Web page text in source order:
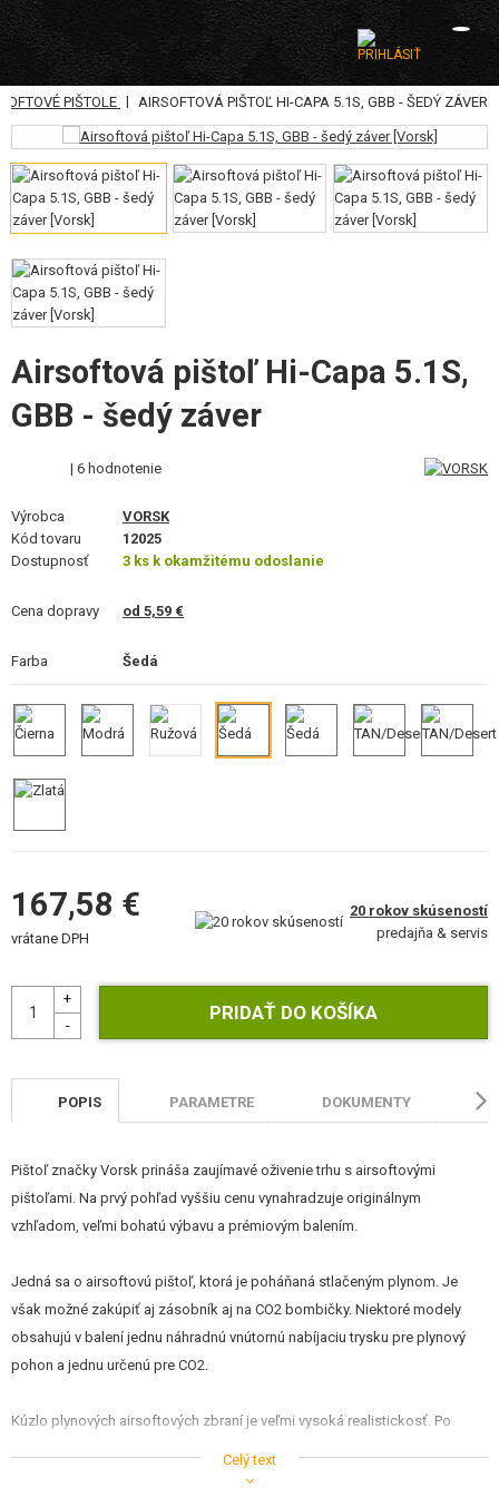
KATEGÓRIE
AIRSOFTOVÉ ZBRANE
VZDUCHOVÉ ZBRANE, PRAKY
GRANÁTOMETY, GRANÁTY
GULIČKY, PLYN
AKUMULÁTORY, NABÍJAČKY
ZÁSOBNÍKY, PLNIČKY
OKULIARE, MASKY
VÝSTROJ, UNIFORMY, PÚZDRA
MASKOVANIE, FARBY, PÁSKY
VYSIELAČKY, HEADSETY, KAMERY
DOPLNKY K ZBRANIAM, POPRUHY
NÁHRADNÉ DIELY ZBRANÍ, UPGRADE
SERVIS A ÚDRŽBA ZBRANÍ
OUTDOOR A BUSHCRAFT
STAVEBNICE, MODELY
POŠKODENÝ, POUŽITÝ TOVAR
NOVÝ TOVAR
ZĽAVY, AKCIE
KONTAKT
PIŠTOLE | AIRSOFTOVÁ PIŠTOĽ HI-CAPA 5.1S, GBB - ŠEDÝ ZÁVER
Airsoftová pištoľ Hi-Capa 5.1S,
GBB - šedý záver
| 6 hodnotenie
Výrobca
VORSK
Kód tovaru
12025
Dostupnosť
3 ks k okamžitému odoslanie
Cena dopravy od 5,59 €
Farba Šedá
167,58 €
vrátane DPH
20 rokov skúseností
predajňa & servis
POPIS PARAMETRE DOKUMENTY
Pištoľ značky Vorsk prináša zaujímavé oživenie trhu s airsoftovými
pištoľami. Na prvý pohľad vyššiu cenu vynahradzuje originálnym
vzhľadom, veľmi bohatú výbavu a prémiovým balením.
Jedná sa o airsoftovú pištoľ, ktorá je poháňaná stlačeným plynom. Je
však možné zakúpiť aj zásobník aj na CO2 bombičky. Niektoré modely
obsahujú v balení jednu náhradnú vnútornú nabíjaciu trysku pre plynový
pohon a jednu určenú pre CO2.
Kúzlo plynových airsoftových zbraní je veľmi vysoká realistickosť. Po
sprevádzané typickým kovovým klapnutím. Pri každom výstrele dochádza
Celý text